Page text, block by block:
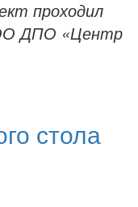
проходил
ДПО «Центр
стола